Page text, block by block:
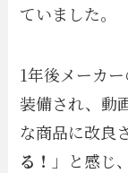
ていました。
1年後メーカ
装備され、動
な商品に改良
る！ 」と感じ